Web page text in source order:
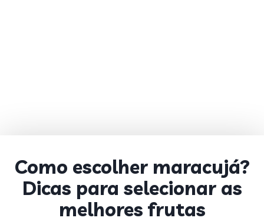
Como escolher maracujá?
Dicas para selecionar as
melhores frutas